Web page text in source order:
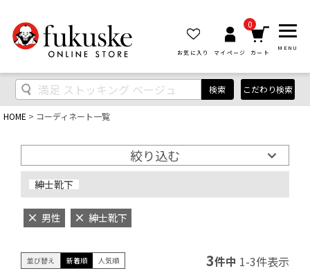
お気に入り マイページ
0
カート
MENU
検索 こだわり検索
HOME コーディネート一覧
絞り込む
紳士靴下
男性 紳士靴下
並び替え 新着順 人気順 3件中 1-3件表示